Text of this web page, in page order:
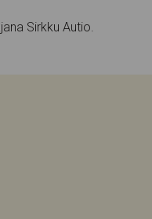
Sirkku Autio.